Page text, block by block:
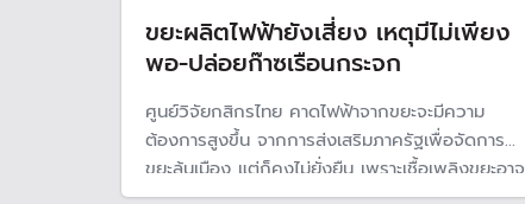
ขยะผลิตไฟฟ้ายังเสี่ยง เหตุมีไม่เพียง
พอ-ปล่อยก๊าซเรือนกระจก
ศูนย์วิจัยกสิกรไทย คาดไฟฟ้าจากขยะจะมีความ
ต้องการสูงขึ้น จากการส่งเสริมภาครัฐเพื่อจัดการ
ขยะล้นเมือง แต่ก็คงไม่ยั่งยืน เพราะเชื้อเพลิงขยะอาจ
มีไม่พอป้อนโรงงานผลิตไฟฟ้า และกระบวนการผลิต